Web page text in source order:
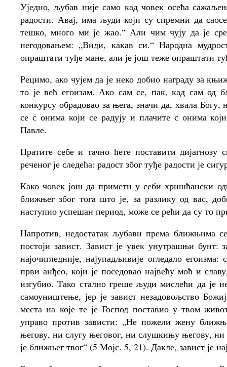
Уједно, љубав није само кад човек осећа
радости. Авај, има људи који су спремни да
тешко, много ми је жао.“ Али чим чују да је
негодовањем: „Види, какав си.“ Народна
опраштати туђе мане, али је још теже опраштати
Рецимо, ако чујем да је неко добио награду за
то је већ егоизам. Ако сам се, пак, кад сам од
конкурсу обрадовао за њега, значи да, хвала
се с онима који се радују и плачите с онима
Павле.
Пратите себе и тачно ћете поставити
реченог је следећа: радост због туђе радости је
Како човек још да примети у себи хришћански
ближњег због тога што је, за разлику од вас,
наступио успешан период, може се рећи да су то
Напротив, недостатак љубави према ближњима
постоји завист. Завист је увек унутрашњи
најочигледније, најупадљивије огледало
први анђео, који је поседовао највећу моћ и
изгубио. Тако стално греше људи мислећи да је
самоуништење, јер је завист незадовољство
места на које те је Господ поставио у твом
управо против зависти: „Не пожели жену
његову, ни слугу његовог, ни слушкињу његову,
је ближњег твог“ (5 Мојс. 5, 21). Дакле, завист је